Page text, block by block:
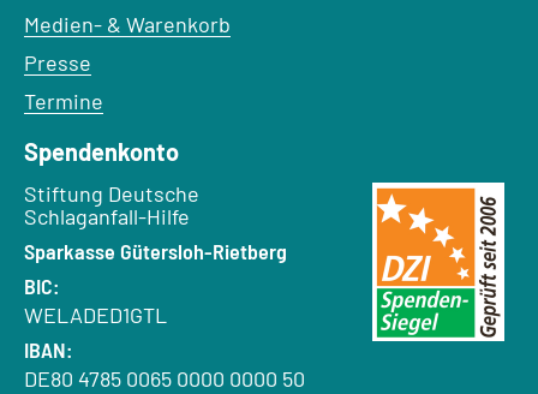
Medien- & Warenkorb
Presse
Termine
Spendenkonto
Empfänger:
Stiftung Deutsche
Schlaganfall-Hilfe
Bank:
Sparkasse Gütersloh-Rietberg
BIC:
WELADED1GTL
IBAN:
DE80 4785 0065 0000 0000 50